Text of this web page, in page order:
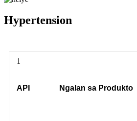
Hypertension
1
API Ngalan sa Produkto